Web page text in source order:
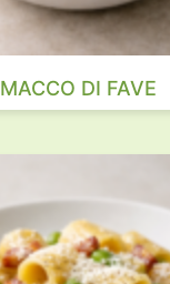
MACCO DI FAVE